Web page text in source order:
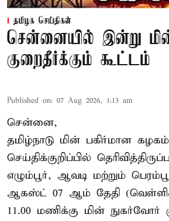
தமிழக செய்திகள்
சென்னையில் இன்று
குறைதீர்க்கும் கூட்டம்
Published on: 07 Aug 2026, 1:13 am
சென்னை,
தமிழ்நாடு மின் பகிர்மான
செய்திக்குறிப்பில்
எழும்பூர், ஆவடி மற்றும்
ஆகஸ்ட் 07 ஆம் தேதி
11.00 மணிக்கு மின் நுகர்வோர்